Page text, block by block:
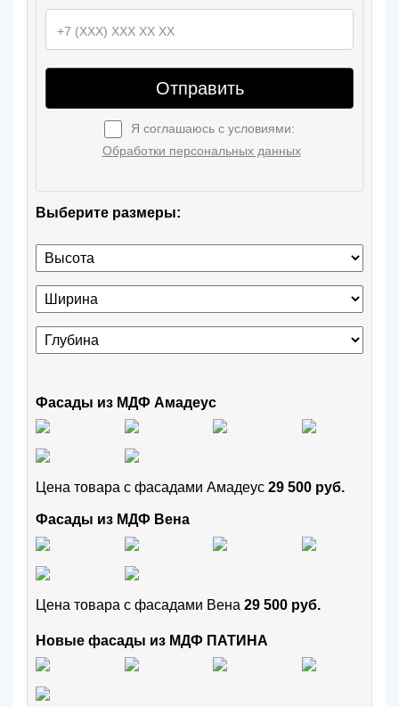
Отправить
Я соглашаюсь с условиями:
Обработки персональных данных
Выберите размеры:
Фасады из МДФ Амадеус
Цена товара с фасадами Амадеус 29 500 руб.
Фасады из МДФ Вена
Цена товара с фасадами Вена 29 500 руб.
Новые фасады из МДФ ПАТИНА